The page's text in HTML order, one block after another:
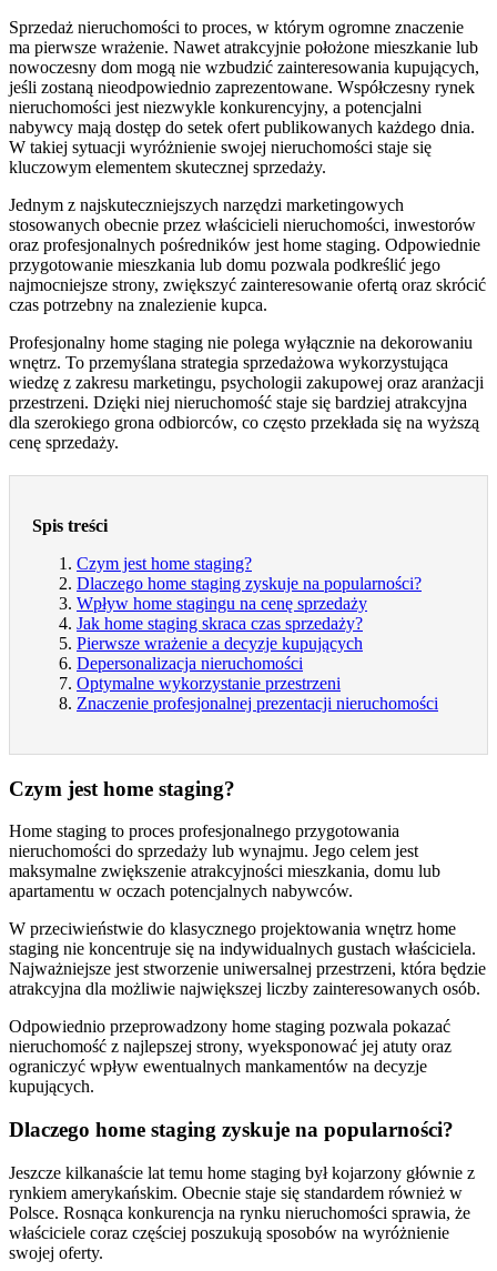
Sprzedaż nieruchomości to proces, w którym ogromne znaczenie
ma pierwsze wrażenie. Nawet atrakcyjnie położone mieszkanie lub
nowoczesny dom mogą nie wzbudzić zainteresowania kupujących,
jeśli zostaną nieodpowiednio zaprezentowane. Współczesny rynek
nieruchomości jest niezwykle konkurencyjny, a potencjalni
nabywcy mają dostęp do setek ofert publikowanych każdego dnia.
W takiej sytuacji wyróżnienie swojej nieruchomości staje się
kluczowym elementem skutecznej sprzedaży.
Jednym z najskuteczniejszych narzędzi marketingowych
stosowanych obecnie przez właścicieli nieruchomości, inwestorów
oraz profesjonalnych pośredników jest home staging. Odpowiednie
przygotowanie mieszkania lub domu pozwala podkreślić jego
najmocniejsze strony, zwiększyć zainteresowanie ofertą oraz skrócić
czas potrzebny na znalezienie kupca.
Profesjonalny home staging nie polega wyłącznie na dekorowaniu
wnętrz. To przemyślana strategia sprzedażowa wykorzystująca
wiedzę z zakresu marketingu, psychologii zakupowej oraz aranżacji
przestrzeni. Dzięki niej nieruchomość staje się bardziej atrakcyjna
dla szerokiego grona odbiorców, co często przekłada się na wyższą
cenę sprzedaży.
Spis treści
Czym jest home staging?
Dlaczego home staging zyskuje na popularności?
Wpływ home stagingu na cenę sprzedaży
Jak home staging skraca czas sprzedaży?
Pierwsze wrażenie a decyzje kupujących
Depersonalizacja nieruchomości
Optymalne wykorzystanie przestrzeni
Znaczenie profesjonalnej prezentacji nieruchomości
Czym jest home staging?
Home staging to proces profesjonalnego przygotowania
nieruchomości do sprzedaży lub wynajmu. Jego celem jest
maksymalne zwiększenie atrakcyjności mieszkania, domu lub
apartamentu w oczach potencjalnych nabywców.
W przeciwieństwie do klasycznego projektowania wnętrz home
staging nie koncentruje się na indywidualnych gustach właściciela.
Najważniejsze jest stworzenie uniwersalnej przestrzeni, która będzie
atrakcyjna dla możliwie największej liczby zainteresowanych osób.
Odpowiednio przeprowadzony home staging pozwala pokazać
nieruchomość z najlepszej strony, wyeksponować jej atuty oraz
ograniczyć wpływ ewentualnych mankamentów na decyzje
kupujących.
Dlaczego home staging zyskuje na popularności?
Jeszcze kilkanaście lat temu home staging był kojarzony głównie z
rynkiem amerykańskim. Obecnie staje się standardem również w
Polsce. Rosnąca konkurencja na rynku nieruchomości sprawia, że
właściciele coraz częściej poszukują sposobów na wyróżnienie
swojej oferty.